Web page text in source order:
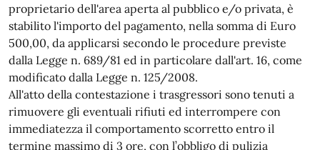
proprietario dell'area aperta al pubblico e/o privata, è
stabilito l'importo del pagamento, nella somma di Euro
500,00, da applicarsi secondo le procedure previste
dalla Legge n. 689/81 ed in particolare dall'art. 16, come
modificato dalla Legge n. 125/2008.
All'atto della contestazione i trasgressori sono tenuti a
rimuovere gli eventuali rifiuti ed interrompere con
immediatezza il comportamento scorretto entro il
termine massimo di 3 ore, con l’obbligo di pulizia